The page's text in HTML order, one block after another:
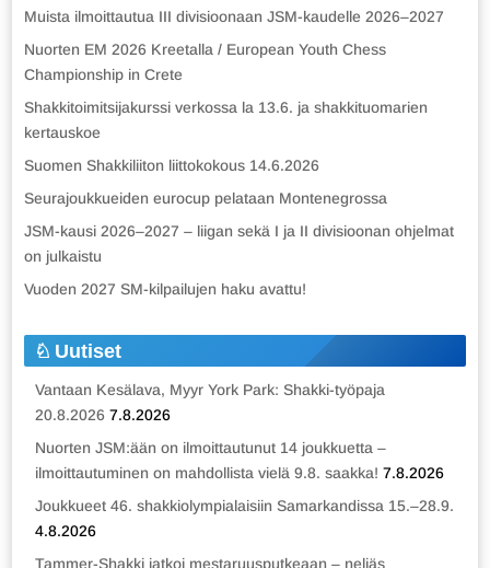
Muista ilmoittautua III divisioonaan JSM-kaudelle 2026–2027
Nuorten EM 2026 Kreetalla / European Youth Chess
Championship in Crete
Shakkitoimitsijakurssi verkossa la 13.6. ja shakkituomarien
kertauskoe
Suomen Shakkiliiton liittokokous 14.6.2026
Seurajoukkueiden eurocup pelataan Montenegrossa
JSM-kausi 2026–2027 – liigan sekä I ja II divisioonan ohjelmat
on julkaistu
Vuoden 2027 SM-kilpailujen haku avattu!
Uutiset
Vantaan Kesälava, Myyr York Park: Shakki-työpaja
20.8.2026 7.8.2026
Nuorten JSM:ään on ilmoittautunut 14 joukkuetta –
ilmoittautuminen on mahdollista vielä 9.8. saakka! 7.8.2026
Joukkueet 46. shakkiolympialaisiin Samarkandissa 15.–28.9.
4.8.2026
Tammer-Shakki jatkoi mestaruusputkeaan – neljäs